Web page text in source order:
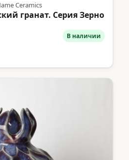
Ceramics
гранат. Серия Зерно
В наличии